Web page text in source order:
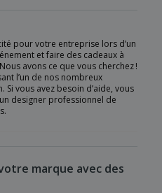
pour votre entreprise lors d’un
et faire des cadeaux à
avons ce que vous cherchez !
l’un de nos nombreux
vous avez besoin d’aide, vous
designer professionnel de
marque avec des